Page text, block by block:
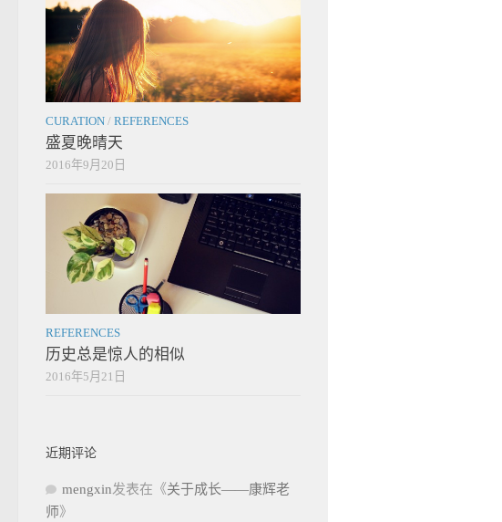
CURATION / REFERENCES
盛夏晚晴天
2016年9月20日
REFERENCES
历史总是惊人的相似
2016年5月21日
近期评论
mengxin发表在《关于成长——康辉老
师》